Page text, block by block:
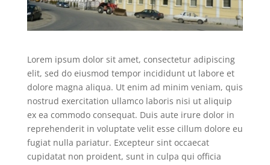
Lorem ipsum dolor sit amet, consectetur adipiscing
elit, sed do eiusmod tempor incididunt ut labore et
dolore magna aliqua. Ut enim ad minim veniam, quis
nostrud exercitation ullamco laboris nisi ut aliquip
ex ea commodo consequat. Duis aute irure dolor in
reprehenderit in voluptate velit esse cillum dolore eu
fugiat nulla pariatur. Excepteur sint occaecat
cupidatat non proident, sunt in culpa qui officia